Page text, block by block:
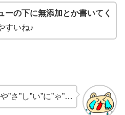
ーの下に無添加とか書いてく
すいね♪
や”さ”し”い”に”ゃ”…